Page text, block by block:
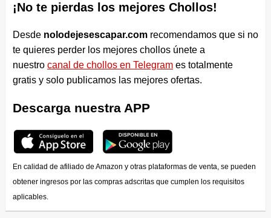
¡No te pierdas los mejores Chollos!
Desde nolodejesescapar.comrecomendamos que si no
te quieres perder los mejores chollos únete a
nuestro canal de chollos en Telegrames totalmente
gratis y solo publicamos las mejores ofertas.
Descarga nuestra APP
En calidad de afiliado de Amazon y otras plataformas de venta, se pueden
obtener ingresos por las compras adscritas que cumplen los requisitos
aplicables.